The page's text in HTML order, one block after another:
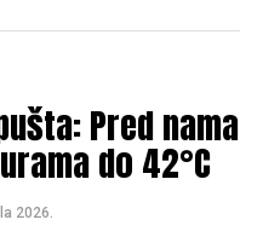
SharePred nama
do 42°C
2026.